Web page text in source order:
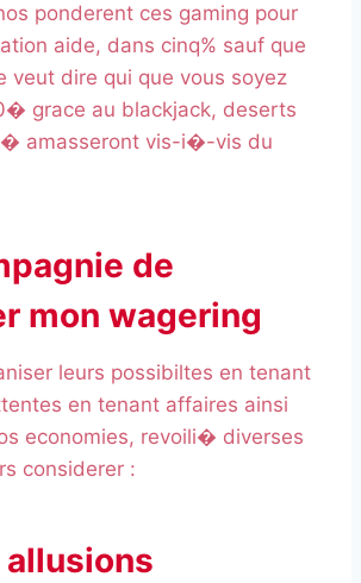
ponderent ces gaming pour
aide, dans cinq% sauf que
veut dire qui que vous soyez
grace au blackjack, deserts
amasseront vis-i�-vis du
de
mon wagering
leurs possibiltes en tenant
en tenant affaires ainsi
economies, revoili� diverses
considerer :